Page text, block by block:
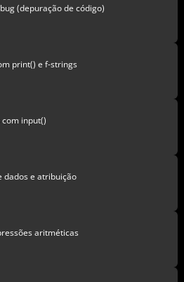
(depuração de código)
print() e f-strings
input()
dados e atribuição
aritméticas